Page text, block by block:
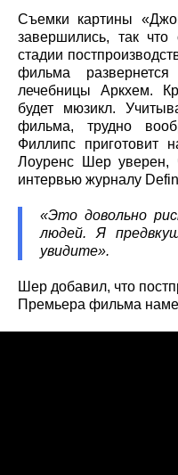
Съемки картины
завершились, так что
стадии
фильма
лечебницы Аркхем.
будет мюзикл.
фильма, трудно
Филлипс приготовит
Лоуренс Шер уверен,
интервью журналу
«Это довольно
людей. Я
увидите».
Шер добавил, что
Премьера фильма